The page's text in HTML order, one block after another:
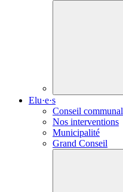
Elu·e·s
Conseil communal
Nos interventions
Municipalité
Grand Conseil